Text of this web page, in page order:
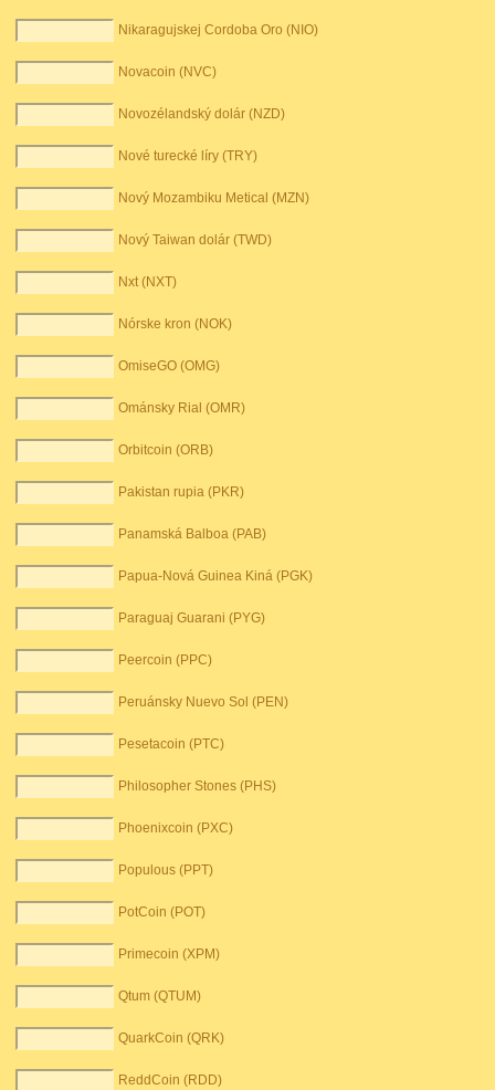
Nikaragujskej Cordoba Oro (NIO)
Novacoin (NVC)
Novozélandský dolár (NZD)
Nové turecké líry (TRY)
Nový Mozambiku Metical (MZN)
Nový Taiwan dolár (TWD)
Nxt (NXT)
Nórske kron (NOK)
OmiseGO (OMG)
Ománsky Rial (OMR)
Orbitcoin (ORB)
Pakistan rupia (PKR)
Panamská Balboa (PAB)
Papua-Nová Guinea Kiná (PGK)
Paraguaj Guarani (PYG)
Peercoin (PPC)
Peruánsky Nuevo Sol (PEN)
Pesetacoin (PTC)
Philosopher Stones (PHS)
Phoenixcoin (PXC)
Populous (PPT)
PotCoin (POT)
Primecoin (XPM)
Qtum (QTUM)
QuarkCoin (QRK)
ReddCoin (RDD)